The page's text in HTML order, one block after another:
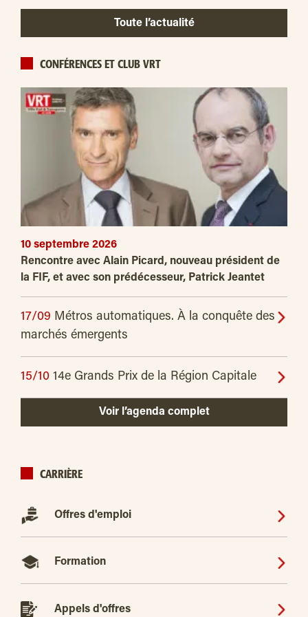
Toute l’actualité
CONFÉRENCES ET CLUB VRT
10 septembre 2026
Rencontre avec Alain Picard, nouveau président de
la FIF, et avec son prédécesseur, Patrick Jeantet
17/09 Métros automatiques. À la conquête des
marchés émergents
15/10 14e Grands Prix de la Région Capitale
Voir l’agenda complet
CARRIÈRE
Offres d'emploi
Formation
Appels d'offres